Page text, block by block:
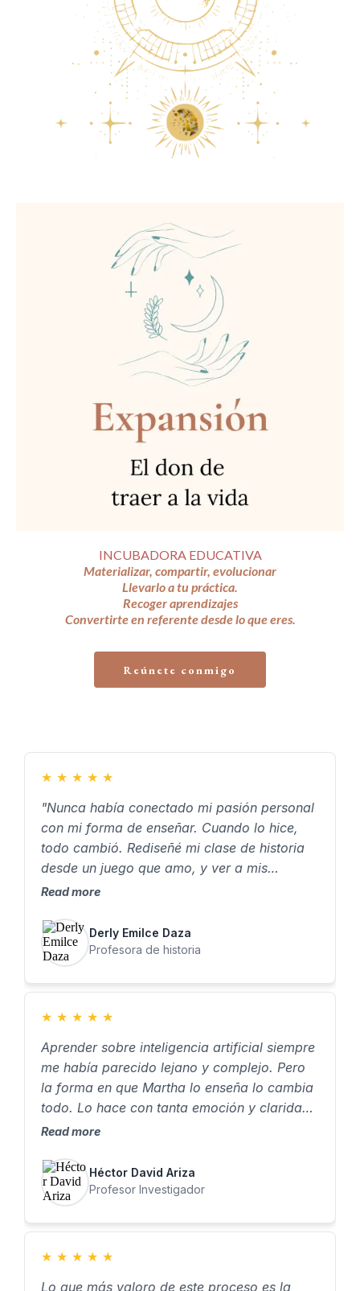
INCUBADORA EDUCATIVA
Materializar, compartir, evolucionar
Llevarlo a tu práctica.
Recoger aprendizajes
Convertirte en referente desde lo que eres.
Reúnete conmigo
★ ★ ★ ★ ★
"Nunca había conectado mi pasión personal
con mi forma de enseñar. Cuando lo hice,
todo cambió. Rediseñé mi clase de historia
desde un juego que amo, y ver a mis
estudiantes emocionados, participando y
enseñar desde lo que somos."
Read more
Derly Emilce Daza
Profesora de historia
★ ★ ★ ★ ★
Aprender sobre inteligencia artificial siempre
me había parecido lejano y complejo. Pero
la forma en que Martha lo enseña lo cambia
todo. Lo hace con tanta emoción y claridad,
que dan ganas de aprender, de probar, de
con IA no fue solo una habilidad nueva… fue
algo que realmente me cambió la vida."
Read more
Héctor David Ariza
Profesor Investigador
★ ★ ★ ★ ★
Lo que más valoro de este proceso es la